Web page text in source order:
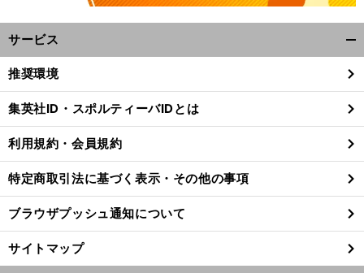
サービス
閉
る
推奨環境
集英社ID・スポルティーバIDとは
利用規約・会員規約
特定商取引法に基づく表示・その他の事項
ブラウザプッシュ通知について
サイトマップ